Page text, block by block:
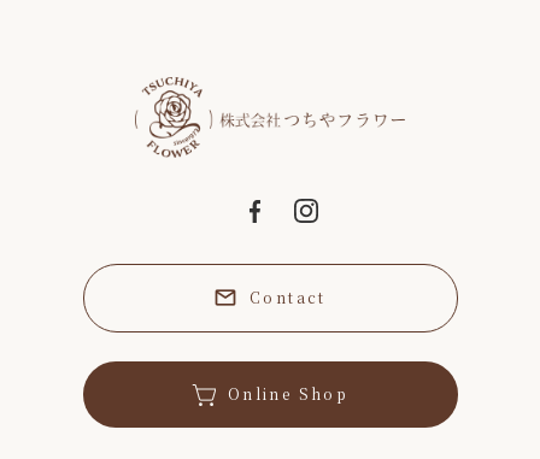
Contact
Online Shop